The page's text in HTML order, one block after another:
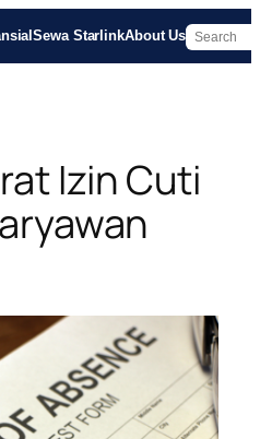
Sewa StarlinkAbout Us
Izin Cuti